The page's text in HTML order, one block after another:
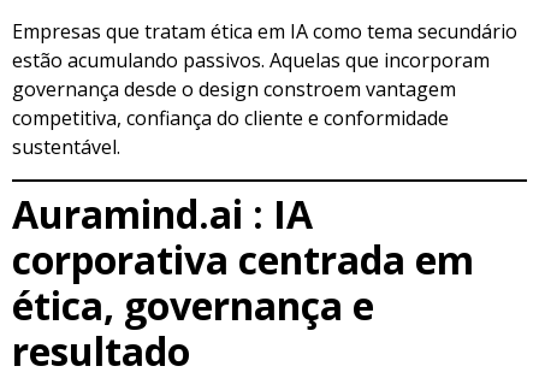
Empresas que tratam ética em IA como tema secundário
estão acumulando passivos. Aquelas que incorporam
governança desde o design constroem vantagem
competitiva, confiança do cliente e conformidade
sustentável.
Auramind.ai : IA
corporativa centrada em
ética, governança e
resultado